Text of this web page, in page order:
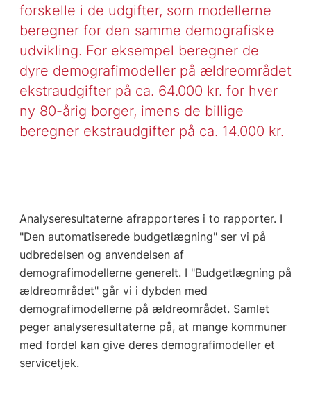
forskelle i de udgifter, som modellerne
beregner for den samme demografiske
udvikling. For eksempel beregner de
dyre demografimodeller på ældreområdet
ekstraudgifter på ca. 64.000 kr. for hver
ny 80-årig borger, imens de billige
beregner ekstraudgifter på ca. 14.000 kr.
Analyseresultaterne afrapporteres i to rapporter. I
"Den automatiserede budgetlægning" ser vi på
udbredelsen og anvendelsen af
demografimodellerne generelt. I "Budgetlægning på
ældreområdet" går vi i dybden med
demografimodellerne på ældreområdet. Samlet
peger analyseresultaterne på, at mange kommuner
med fordel kan give deres demografimodeller et
servicetjek.